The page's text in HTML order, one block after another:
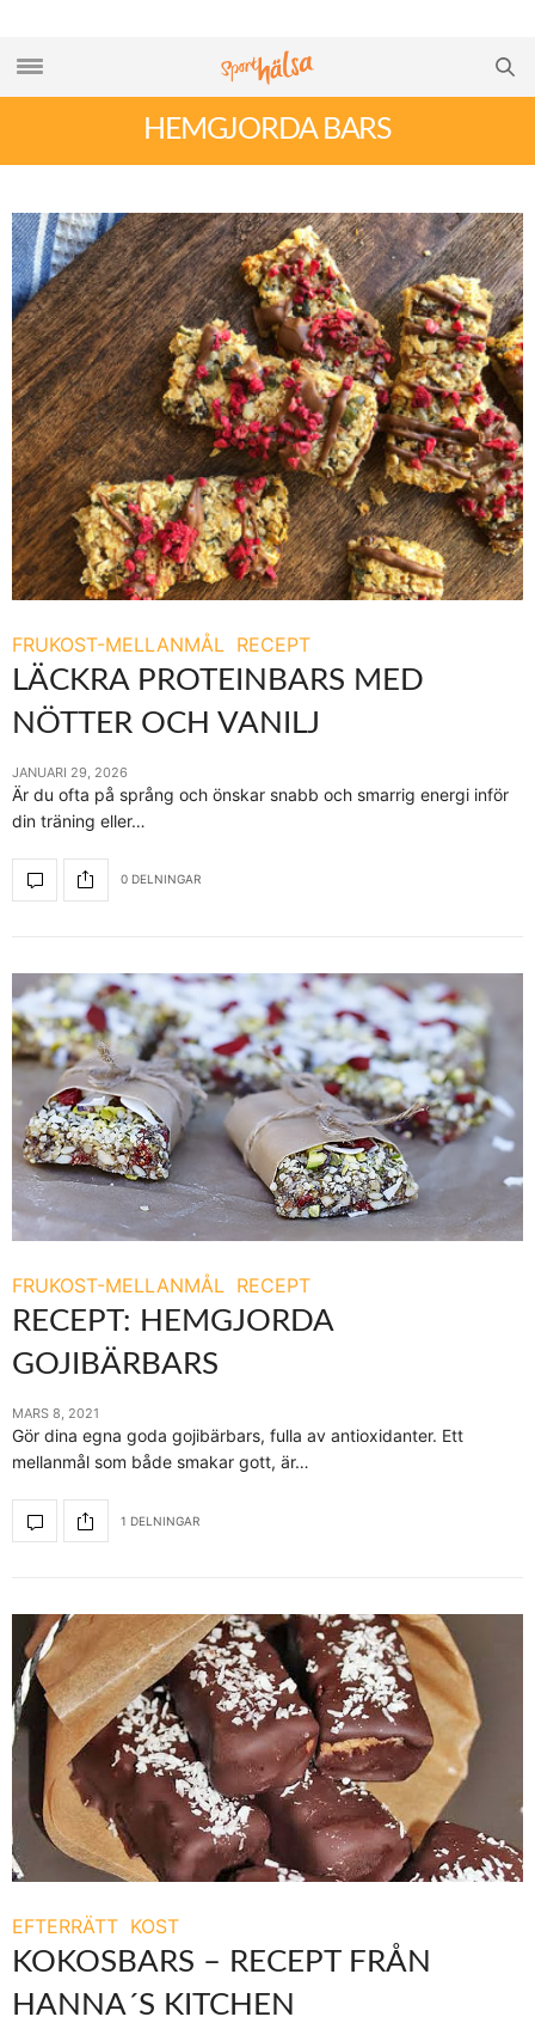
HEMGJORDA BARS
FRUKOST-MELLANMÅL RECEPT
LÄCKRA PROTEINBARS MED
NÖTTER OCH VANILJ
JANUARI 29, 2026
Är du ofta på språng och önskar snabb och smarrig energi inför
din träning eller…
0 DELNINGAR
FRUKOST-MELLANMÅL RECEPT
RECEPT: HEMGJORDA
GOJIBÄRBARS
MARS 8, 2021
Gör dina egna goda gojibärbars, fulla av antioxidanter. Ett
mellanmål som både smakar gott, är…
1 DELNINGAR
EFTERRÄTT KOST
KOKOSBARS – RECEPT FRÅN
HANNA´S KITCHEN